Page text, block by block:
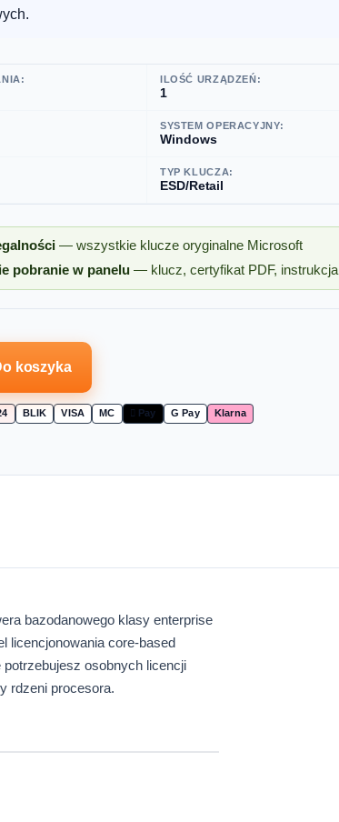
— wszystkie klucze oryginalne Microsoft
pobranie w panelu — klucz, certyfikat PDF, instrukcja
ILOŚĆ URZĄDZEŃ:
1
SYSTEM OPERACYJNY:
Windows
TYP KLUCZA:
ESD/Retail
koszyka
BLIK VISA MC  Pay G Pay Klarna
bazodanowego klasy enterprise
licencjonowania core-based
osobnych licencji
rdzeni procesora.